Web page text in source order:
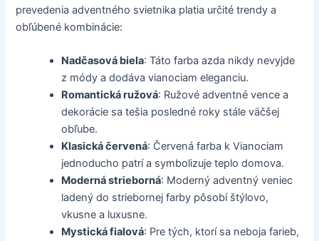
prevedenia adventného svietnika platia určité trendy a
obľúbené kombinácie:
Nadčasová biela: Táto farba azda nikdy nevyjde
z módy a dodáva vianociam eleganciu.
Romantická ružová: Ružové adventné vence a
dekorácie sa tešia posledné roky stále väčšej
obľube.
Klasická červená: Červená farba k Vianociam
jednoducho patrí a symbolizuje teplo domova.
Moderná strieborná: Moderný adventný veniec
ladený do striebornej farby pôsobí štýlovo,
vkusne a luxusne.
Mystická fialová: Pre tých, ktorí sa neboja farieb,